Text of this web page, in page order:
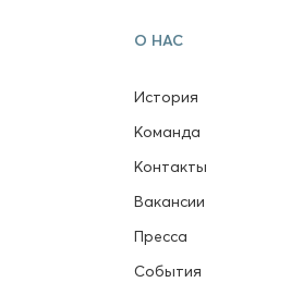
О НАС
История
Команда
Контакты
Вакансии
Пресса
События